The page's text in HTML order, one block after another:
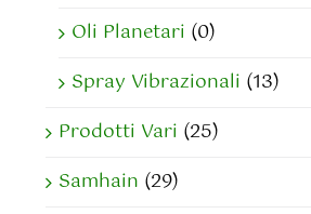
Oli Planetari (0)
Spray Vibrazionali (13)
Prodotti Vari (25)
Samhain (29)